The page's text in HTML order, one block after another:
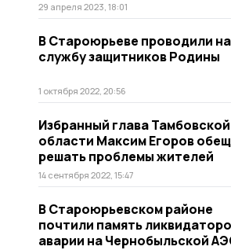
29 апреля 2023, 18:01
В Староюрьеве проводили на
службу защитников Родины
1 октября 2022, 20:56
Избранный глава Тамбовской
области Максим Егоров
решать проблемы жителей
14 сентября 2022, 15:47
В Староюрьевском районе
почтили память
аварии на Чернобыльской